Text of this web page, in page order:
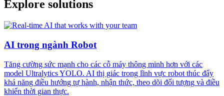
Explore solutions
AI trong ngành Robot
Tăng cường sức mạnh cho các cỗ máy thông minh hơn với các
model Ultralytics YOLO. AI thị giác trong lĩnh vực robot thúc đẩy
khả năng điều hướng tự hành, nhận thức, theo dõi đối tượng và điều
khiển thời gian thực.